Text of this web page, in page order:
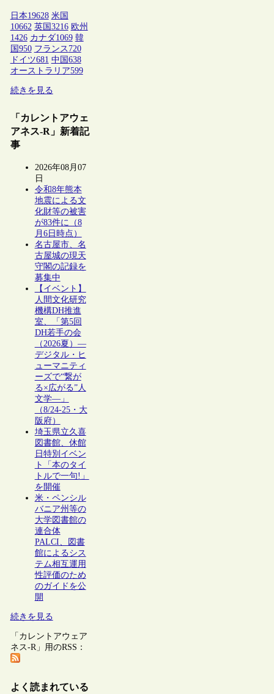
日本19628 米国
10662 英国 3216 欧州
1426 カナダ1069 韓
国 950 フランス 720
ドイツ681 中国 638
オーストラリア599
続きを見る
「カレントアウェ
アネス-R」新着記
事
2026年08月07
日
令和8年熊本
地震による文
化財等の被害
が83件に（8
月6日時点）
名古屋市、名
古屋城の現天
守閣の記録を
募集中
【イベント】
人間文化研究
機構DH推進
室、「第5回
DH若手の会
（2026夏）―
デジタル・ヒ
ューマニティ
ーズで“繋が
る×広がる”人
文学―」
（8/24-25・大
阪府）
埼玉県立久喜
図書館、休館
日特別イベン
ト「本のタイ
トルで一句!」
を開催
米・ペンシル
バニア州等の
大学図書館の
連合体
PALCI、図書
館によるシス
テム相互運用
性評価のため
のガイドを公
開
続きを見る
「カレントアウェア
ネス-R」用のRSS：
よく読まれている